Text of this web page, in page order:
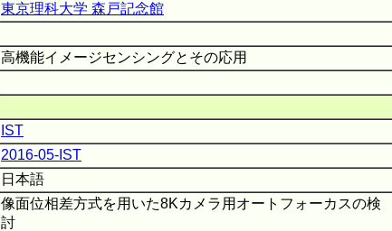
東京理科大学 森戸記念館
高機能イメージセンシングとその応用
IST
2016-05-IST
日本語
像面位相差方式を用いた8Kカメラ用オートフォーカスの検
討